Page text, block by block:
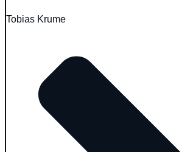
Tobias Krume